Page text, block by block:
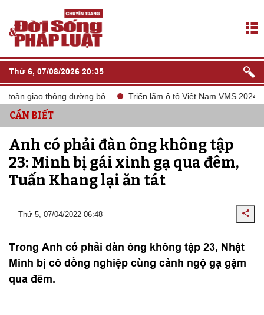
Thứ 6, 07/08/2026 20:35
giao thông đường bộ Triển lãm ô tô Việt Nam VMS 2024
CẦN BIẾT
Anh có phải đàn ông không tập
23: Minh bị gái xinh gạ qua đêm,
Tuấn Khang lại ăn tát
Thứ 5, 07/04/2022 06:48
Trong Anh có phải đàn ông không tập 23, Nhật
Minh bị cô đồng nghiệp cùng cảnh ngộ gạ gậm
qua đêm.